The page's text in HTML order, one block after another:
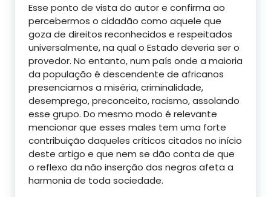
Esse ponto de vista do autor e confirma ao
percebermos o cidadão como aquele que
goza de direitos reconhecidos e respeitados
universalmente, na qual o Estado deveria ser o
provedor. No entanto, num país onde a maioria
da população é descendente de africanos
presenciamos a miséria, criminalidade,
desemprego, preconceito, racismo, assolando
esse grupo. Do mesmo modo é relevante
mencionar que esses males tem uma forte
contribuição daqueles críticos citados no início
deste artigo e que nem se dão conta de que
o reflexo da não inserção dos negros afeta a
harmonia de toda sociedade.